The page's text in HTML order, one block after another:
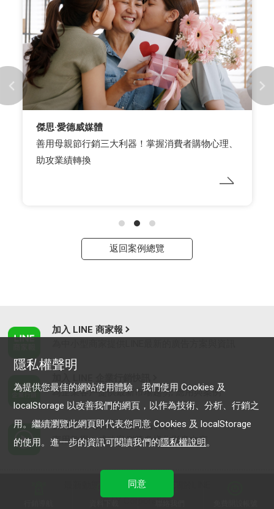
ASICS
【舒適穩步 超越30】 打卡任務 一步一步致敬
ASICS 傳奇鞋款- GEL-KAYANO 30
返回案例總覽
加入 LINE 商家報
為企業客戶提供最新市場趨勢, 應用與案例
LINE Biz-Solutions YouTube
實用教學、成功案例等多樣化影音內容
服務條款
隱私權聲明
為提供您最佳的網站使用體驗，我們使用 Cookies 及
localStorage 以改善我們的網頁，以作為技術、分析、行銷之
用。繼續瀏覽此網頁即代表您同意 Cookies 及 localStorage
的使用。進一步的資訊可閱讀我們的隱私權說明。
同意